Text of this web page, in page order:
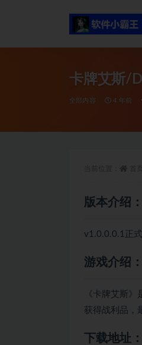
卡牌艾斯/
全部内容 4 年前
版本介绍：
v1.0.0.0.1正
游戏介绍：
《卡牌艾斯
获得战利品，
下载地址